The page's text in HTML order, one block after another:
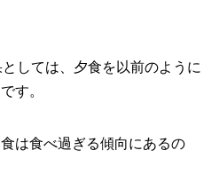
しては、夕食を以前のように
す。
は食べ過ぎる傾向にあるの